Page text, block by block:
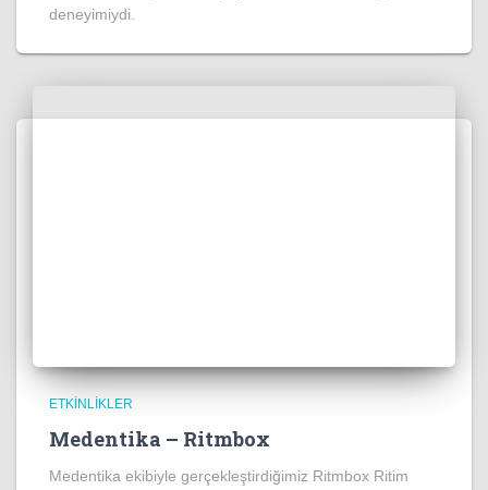
deneyimiydi.
ETKINLIKLER
Medentika – Ritmbox
Medentika ekibiyle gerçekleştirdiğimiz Ritmbox Ritim